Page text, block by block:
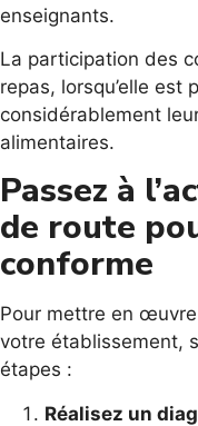
enseignants.
La participation des
repas, lorsqu’elle est
considérablement
alimentaires.
Passez à
de route
conforme
Pour mettre en
votre établissement,
étapes :
Réalisez un